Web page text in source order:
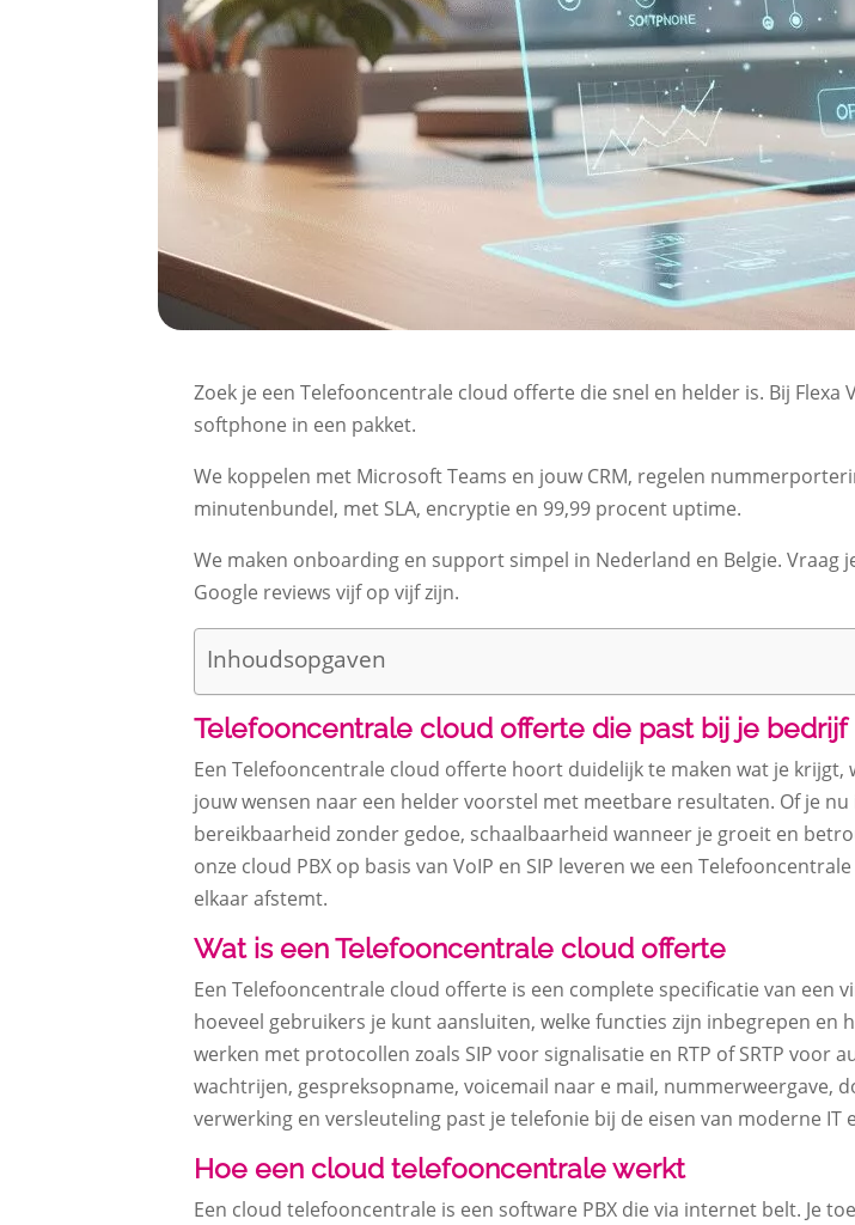
Zoek je een Telefooncentrale cloud offerte die snel en helder is. Bij
softphone in een pakket.
We koppelen met Microsoft Teams en jouw CRM, regelen
minutenbundel, met SLA, encryptie en 99,99 procent uptime.
We maken onboarding en support simpel in Nederland en Belgie.
Google reviews vijf op vijf zijn.
Inhoudsopgaven
Telefooncentrale cloud offerte die past bij je bedrijf
Een Telefooncentrale cloud offerte hoort duidelijk te maken wat je krijgt,
jouw wensen naar een helder voorstel met meetbare resultaten. Of je
bereikbaarheid zonder gedoe, schaalbaarheid wanneer je groeit en
onze cloud PBX op basis van VoIP en SIP leveren we een
elkaar afstemt.
Wat is een Telefooncentrale cloud offerte
Een Telefooncentrale cloud offerte is een complete specificatie van een
hoeveel gebruikers je kunt aansluiten, welke functies zijn inbegrepen
werken met protocollen zoals SIP voor signalisatie en RTP of SRTP voor
wachtrijen, gespreksopname, voicemail naar e mail, nummerweergave,
verwerking en versleuteling past je telefonie bij de eisen van moderne IT
Hoe een cloud telefooncentrale werkt
Een cloud telefooncentrale is een software PBX die via internet belt. Je